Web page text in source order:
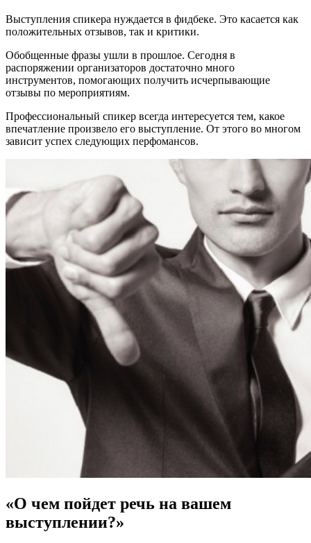
Выступления спикера нуждается в фидбеке. Это касается как
положительных отзывов, так и критики.
Обобщенные фразы ушли в прошлое. Сегодня в
распоряжении организаторов достаточно много
инструментов, помогающих получить исчерпывающие
отзывы по мероприятиям.
Профессиональный спикер всегда интересуется тем, какое
впечатление произвело его выступление. От этого во многом
зависит успех следующих перфомансов.
«О чем пойдет речь на вашем
выступлении?»